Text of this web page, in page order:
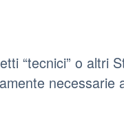
“tecnici” o altri
necessarie